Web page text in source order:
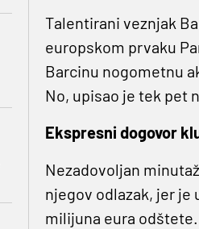
Talentirani veznjak
europskom prvaku
Barcinu nogometnu
No, upisao je tek pet
Ekspresni dogovor
Nezadovoljan
njegov odlazak, jer
milijuna eura odštete.